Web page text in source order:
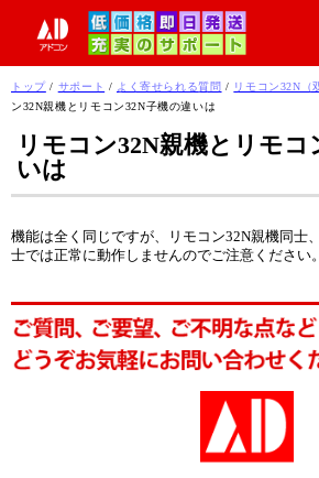
このページの本文へ
現
在
位
置：
トップ/ サポート / よく寄せられる質問 / リモコン32N（
ン32N親機とリモコン32N子機の違いは
リモコン32N親機とリモコ
いは
機能は全く同じですが、リモコン32N親機同士
士では正常に動作しませんのでご注意ください。